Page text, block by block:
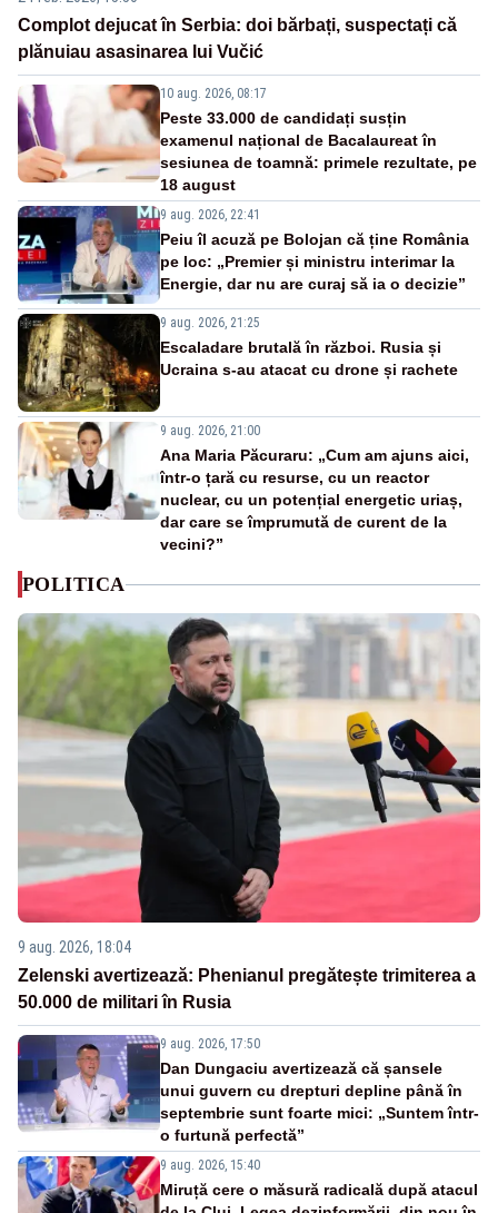
Complot dejucat în Serbia: doi bărbați, suspectați că
plănuiau asasinarea lui Vučić
10 aug. 2026, 08:17
Peste 33.000 de candidați susțin
examenul național de Bacalaureat în
sesiunea de toamnă: primele rezultate, pe
18 august
9 aug. 2026, 22:41
Peiu îl acuză pe Bolojan că ține România
pe loc: „Premier și ministru interimar la
Energie, dar nu are curaj să ia o decizie”
9 aug. 2026, 21:25
Escaladare brutală în război. Rusia și
Ucraina s-au atacat cu drone și rachete
9 aug. 2026, 21:00
Ana Maria Păcuraru: „Cum am ajuns aici,
într-o țară cu resurse, cu un reactor
nuclear, cu un potențial energetic uriaș,
dar care se împrumută de curent de la
vecini?”
POLITICA
9 aug. 2026, 18:04
Zelenski avertizează: Phenianul pregătește trimiterea a
50.000 de militari în Rusia
9 aug. 2026, 17:50
Dan Dungaciu avertizează că șansele
unui guvern cu drepturi depline până în
septembrie sunt foarte mici: „Suntem într-
o furtună perfectă”
9 aug. 2026, 15:40
Miruță cere o măsură radicală după atacul